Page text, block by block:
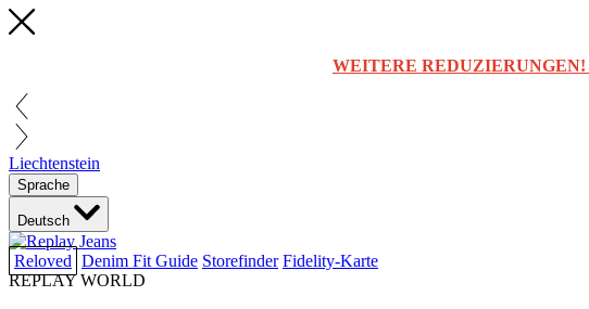
WEITERE REDUZIERUNGEN!
Liechtenstein
Sprache
Deutsch
Reloved Denim Fit Guide Storefinder Fidelity-Karte
REPLAY WORLD